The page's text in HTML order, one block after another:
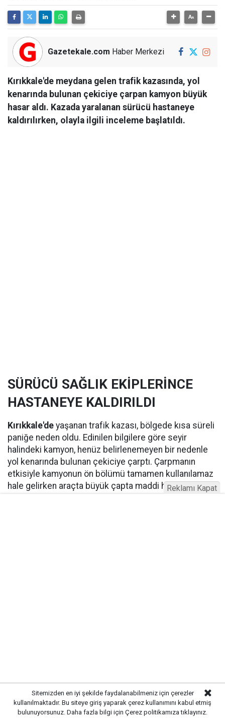
Gazetekale.com Haber Merkezi
Kırıkkale'de meydana gelen trafik kazasında, yol
kenarında bulunan çekiciye çarpan kamyon büyük
hasar aldı. Kazada yaralanan sürücü hastaneye
kaldırılırken, olayla ilgili inceleme başlatıldı.
SÜRÜCÜ SAĞLIK EKİPLERİNCE
HASTANEYE KALDIRILDI
Kırıkkale'de yaşanan trafik kazası, bölgede kısa süreli
paniğe neden oldu. Edinilen bilgilere göre seyir
halindeki kamyon, henüz belirlenemeyen bir nedenle
yol kenarında bulunan çekiciye çarptı. Çarpmanın
etkisiyle kamyonun ön bölümü tamamen kullanılamaz
hale gelirken araçta büyük çapta maddi hasar oluştu.
Sitemizden en iyi şekilde faydalanabilmeniz için çerezler
kullanılmaktadır. Bu siteye giriş yaparak çerez kullanımını kabul etmiş
bulunuyorsunuz. Daha fazla bilgi için Çerez politikamıza tıklayınız.
Reklamı Kapat